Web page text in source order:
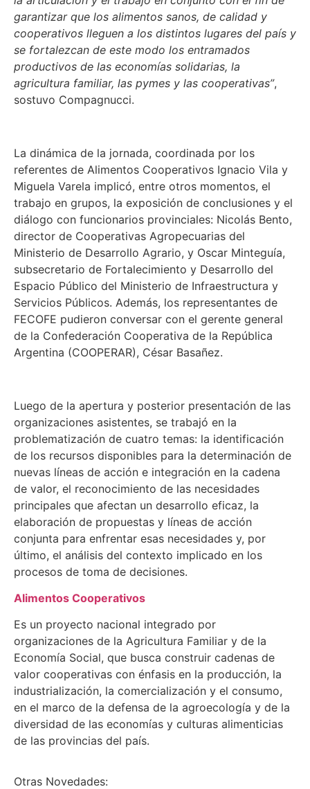
garantizar que los alimentos sanos, de calidad y
cooperativos lleguen a los distintos lugares del país y
se fortalezcan de este modo los entramados
productivos de las economías solidarias, la
agricultura familiar, las pymes y las cooperativas”,
sostuvo Compagnucci.
La dinámica de la jornada, coordinada por los
referentes de Alimentos Cooperativos Ignacio Vila y
Miguela Varela implicó, entre otros momentos, el
trabajo en grupos, la exposición de conclusiones y el
diálogo con funcionarios provinciales: Nicolás Bento,
director de Cooperativas Agropecuarias del
Ministerio de Desarrollo Agrario, y Oscar Minteguía,
subsecretario de Fortalecimiento y Desarrollo del
Espacio Público del Ministerio de Infraestructura y
Servicios Públicos. Además, los representantes de
FECOFE pudieron conversar con el gerente general
de la Confederación Cooperativa de la República
Argentina (COOPERAR), César Basañez.
Luego de la apertura y posterior presentación de las
organizaciones asistentes, se trabajó en la
problematización de cuatro temas: la identificación
de los recursos disponibles para la determinación de
nuevas líneas de acción e integración en la cadena
de valor, el reconocimiento de las necesidades
principales que afectan un desarrollo eficaz, la
elaboración de propuestas y líneas de acción
conjunta para enfrentar esas necesidades y, por
último, el análisis del contexto implicado en los
procesos de toma de decisiones.
Alimentos Cooperativos
Es un proyecto nacional integrado por
organizaciones de la Agricultura Familiar y de la
Economía Social, que busca construir cadenas de
valor cooperativas con énfasis en la producción, la
industrialización, la comercialización y el consumo,
en el marco de la defensa de la agroecología y de la
diversidad de las economías y culturas alimenticias
de las provincias del país.
Otras Novedades: